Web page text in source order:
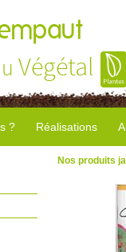
Végétal
? Réalisations
Nos produits